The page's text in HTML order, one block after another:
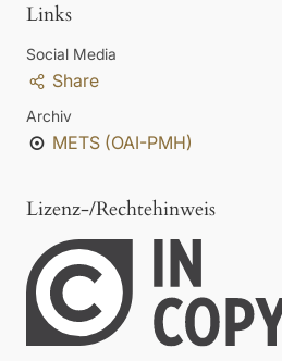
Links
Social Media
Share
Archiv
METS (OAI-PMH)
Lizenz-/Rechtehinweis